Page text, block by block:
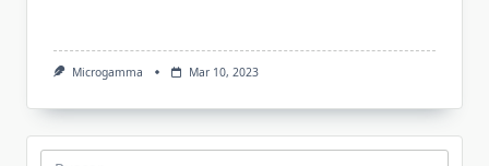
Microgamma Mar 10, 2023